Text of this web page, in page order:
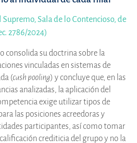
Sala de lo Contencioso, de
2786/2024)
consolida su doctrina sobre la
vinculadas en sistemas de
(cash pooling) y concluye que, en las
analizadas, la aplicación del
exige utilizar tipos de
las posiciones acreedoras y
participantes, así como tomar
crediticia del grupo y no la